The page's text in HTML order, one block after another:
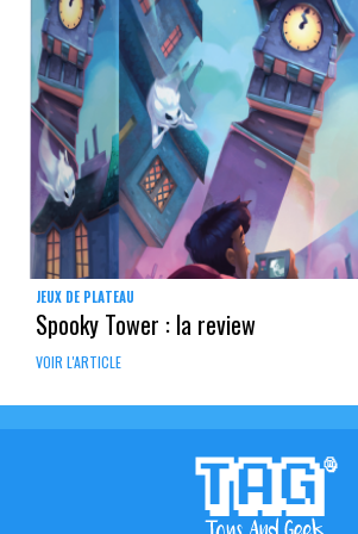
JEUX DE PLATEAU
Spooky Tower : la review
VOIR L'ARTICLE